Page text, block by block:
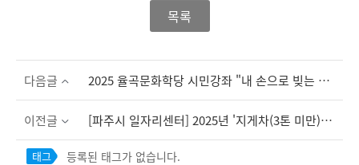
목록
다음글 2025 율곡문화학당 시민강좌 "내 손으로 빚는 도자기" 모집 안내
이전글 [파주시 일자리센터] 2025년 '지게차(3톤 미만) 운전기능사 1기' 참여자 모집
태그 등록된 태그가 없습니다.